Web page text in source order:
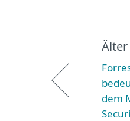
Älter
dem